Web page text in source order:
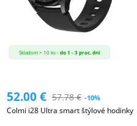
Skladom > 10 ks -do 1 - 3 prac. dní
52.00€ 57.78€ -10%
Colmi i28 Ultra smart štýlové hodinky